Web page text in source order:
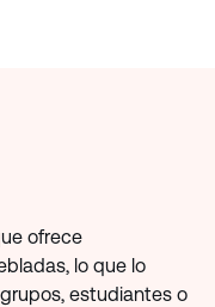
ofrece
lo que lo
estudiantes o